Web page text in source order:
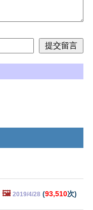
🖼️ 2019/4/28 (93,510次)